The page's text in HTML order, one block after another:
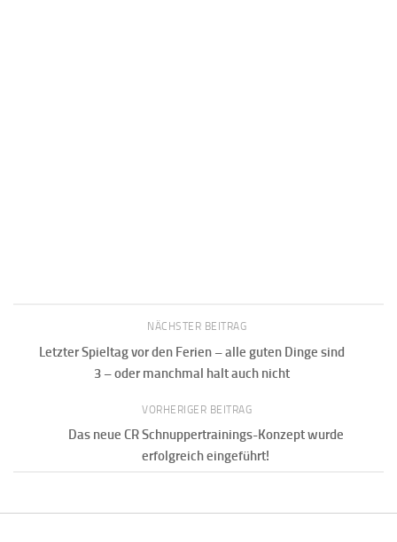
NÄCHSTER BEITRAG
Letzter Spieltag vor den Ferien – alle guten Dinge sind
3 – oder manchmal halt auch nicht
VORHERIGER BEITRAG
Das neue CR Schnuppertrainings-Konzept wurde
erfolgreich eingeführt!